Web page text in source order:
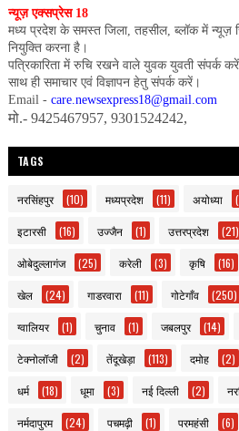
न्यूज़ एक्सप्रेस 18
मध्य प्रदेश के समस्त जिला, तहसील, ब्लॉक में न्यूज़
नियुक्ति करना है।
पत्रिकारिता में रुचि रखने वाले युवक युवती संपर्क
साथ ही समाचार एवं विज्ञापन हेतु संपर्क करें।
Email - care.newsexpress18@gmail.com
मो.- 9425467957, 9301524242,
TAGS
नरसिंहपुर (10) मध्यप्रदेश (11) अयोध्या
इटारसी (16) उज्जैन (1) उत्तरप्रदेश (21)
ओबेदुल्लागंज (25) करेली (3) कृषि (16)
खेल (24) गाडरवारा (11) गोटेगाँव (250)
ग्वालियर (1) चुनाव (1) जबलपुर (14)
टेक्नोलॉजी (2) तेंदूखेड़ा (113) दमोह (2)
धर्म (18) धूमा (3) नई दिल्ली (2)
नर्मदापुरम (24) पचमढ़ी (1) परमहंसी (6)